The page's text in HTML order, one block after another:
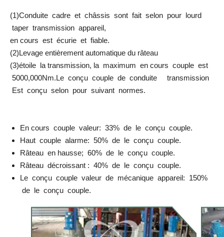
(1)Conduite cadre et châssis sont fait selon pour lourd
taper transmission appareil,
en cours est écurie et fiable.
(2)Levage entièrement automatique du râteau
(3)étoile la transmission, la maximum en cours couple est
5000,000Nm.Le conçu couple de conduite transmission
Est conçu selon pour suivant normes.
En cours couple valeur: 33% de le conçu couple.
Haut couple alarme: 50% de le conçu couple.
Râteau en hausse; 60% de le conçu couple.
Râteau décroissant : 40% de le conçu couple.
Le conçu couple valeur de mécanique appareil: 150%
de le conçu couple.